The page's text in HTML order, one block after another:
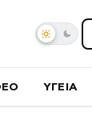
ΥΓΕΙΑ